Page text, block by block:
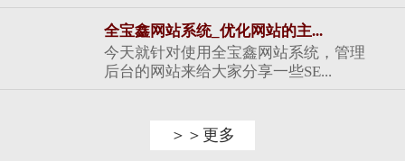
全宝鑫网站系统_优化网站的主...
今天就针对使用全宝鑫网站系统，管理
后台的网站来给大家分享一些SE...
＞＞更多